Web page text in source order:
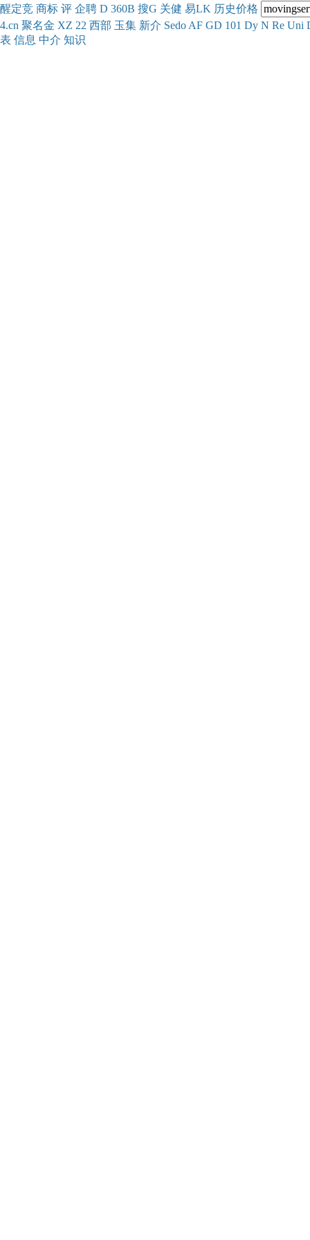
醒定竞 商标 评 企聘 D 360B 搜G 关健 易LK 历史价格
4.cn 聚名金 XZ 22 西部 玉集 新介 Sedo AF GD 101 Dy N Re Uni
表 信息 中介 知识